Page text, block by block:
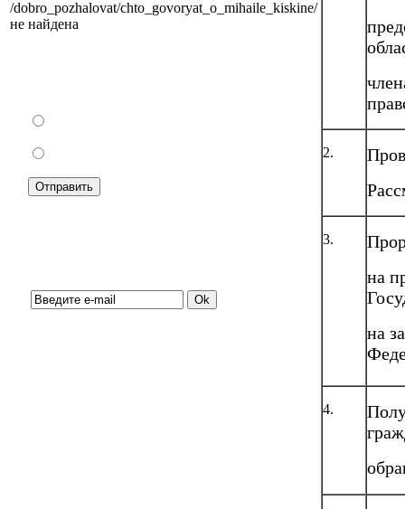
/dobro_pozhalovat/chto_govoryat_o_mihaile_kiskine/
не найдена
2.
3.
на
на
4.